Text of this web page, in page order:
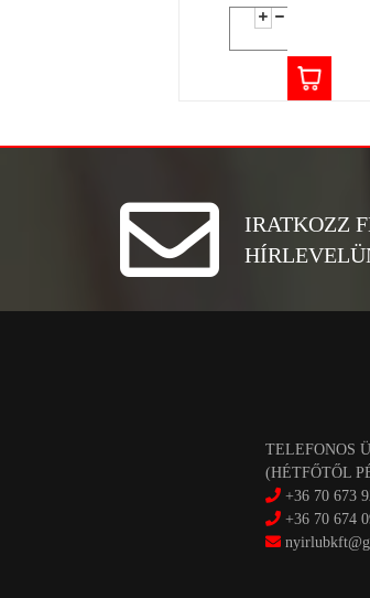
IRATKOZZ
TELEFONOS
(HÉTFŐTŐL
+36 70 673
+36 70 674